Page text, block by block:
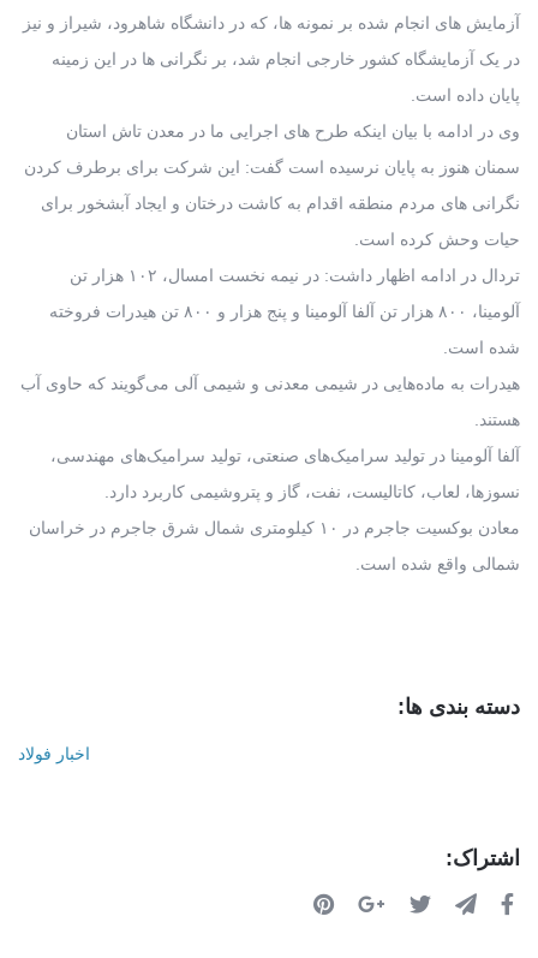
آزمایش های انجام شده بر نمونه ها، که در دانشگاه شاهرود، شیراز و نیز
در یک آزمایشگاه کشور خارجی انجام شد، بر نگرانی ها در این زمینه
پایان داده است.
وی در ادامه با بیان اینکه طرح های اجرایی ما در معدن تاش استان
سمنان هنوز به پایان نرسیده است گفت: این شرکت برای برطرف کردن
نگرانی های مردم منطقه اقدام به کاشت درختان و ایجاد آبشخور برای
حیات وحش کرده است.
تردال در ادامه اظهار داشت: در نیمه نخست امسال، ۱۰۲ هزار تن
آلومینا، ۸۰۰ هزار تن آلفا آلومینا و پنج هزار و ۸۰۰ تن هیدرات فروخته
شده است.
هیدرات به ماده‌هایی در شیمی معدنی و شیمی آلی می‌گویند که حاوی آب
هستند.
آلفا آلومینا در تولید سرامیک‌های صنعتی، تولید سرامیک‌های مهندسی،
نسوزها، لعاب، کاتالیست، نفت، گاز و پتروشیمی کاربرد دارد.
معادن بوکسیت جاجرم در ۱۰ کیلومتری شمال شرق جاجرم در خراسان
شمالی واقع شده است.
دسته بندی ها:
اخبار فولاد
اشتراک: